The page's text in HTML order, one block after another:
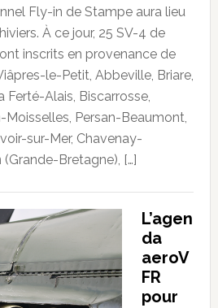
Fly-in de Stampe aura lieu
À ce jour, 25 SV-4 de
inscrits en provenance de
le-Petit, Abbeville, Briare,
Ferté-Alais, Biscarrosse,
Moisselles, Persan-Beaumont,
sur-Mer, Chavenay-
Bretagne), […]
L’agen
da
aeroV
FR
pour